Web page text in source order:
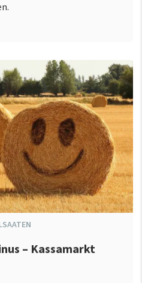
– Kassamarkt